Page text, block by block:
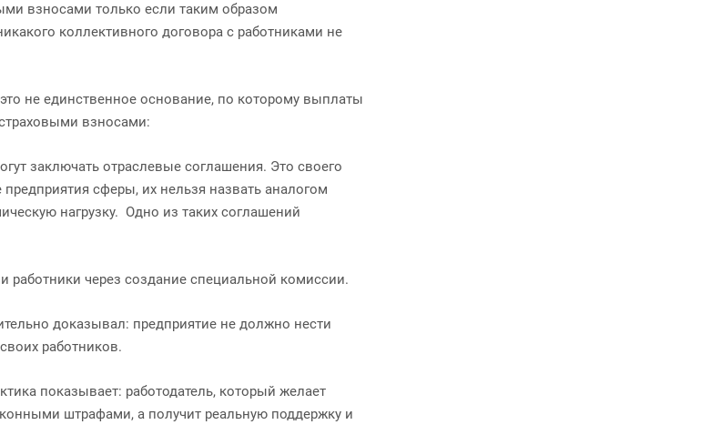
взносами только если таким образом
коллективного договора с работниками не
не единственное основание, по которому выплаты
взносами:
заключать отраслевые соглашения. Это своего
сферы, их нельзя назвать аналогом
нагрузку. Одно из таких соглашений
работники через создание специальной комиссии.
доказывал: предприятие не должно нести
работников.
показывает: работодатель, который желает
штрафами, а получит реальную поддержку и